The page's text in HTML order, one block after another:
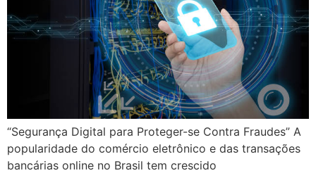
“Segurança Digital para Proteger-se Contra Fraudes” A
popularidade do comércio eletrônico e das transações
bancárias online no Brasil tem crescido